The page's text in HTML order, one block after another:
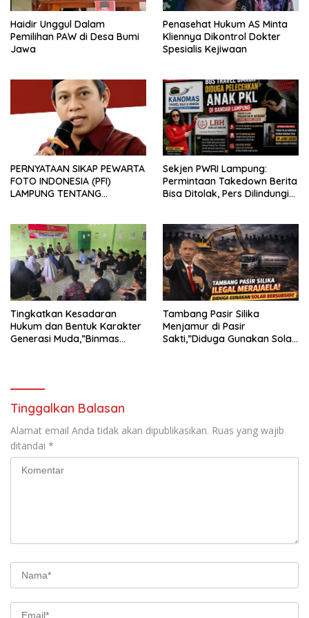
Haidir Unggul Dalam
Pemilihan PAW di Desa Bumi
Jawa
Penasehat Hukum AS Minta
Kliennya Dikontrol Dokter
Spesialis Kejiwaan
PERNYATAAN SIKAP PEWARTA
FOTO INDONESIA (PFI)
LAMPUNG TENTANG
TERHADAP JURNALIS DI
PENGADILAN NEGERI
TANJUNG KARANG.
Sekjen PWRI Lampung:
Permintaan Takedown Berita
Bisa Ditolak, Pers Dilindungi
Tingkatkan Kesadaran
Hukum dan Bentuk Karakter
Generasi Muda,”Binmas
Tambang Pasir Silika
Menjamur di Pasir
Sakti,”Diduga Gunakan Solar
Tinggalkan Balasan
Alamat email Anda tidak akan dipublikasikan. Ruas yang wajib
ditandai *